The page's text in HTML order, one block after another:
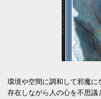
環境や空間に調和して邪魔に
存在しながら人の心を不思